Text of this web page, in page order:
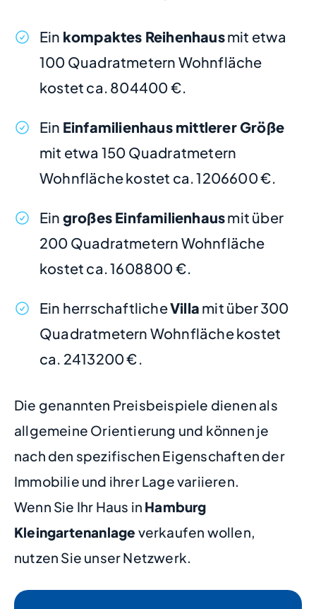
Ein kompaktes Reihenhausmit etwa
100 Quadratmetern Wohnfläche
kostet ca. 804400 €.
Ein Einfamilienhaus mittlerer Größe
mit etwa 150 Quadratmetern
Wohnfläche kostet ca. 1206600 €.
Ein großes Einfamilienhausmit über
200 Quadratmetern Wohnfläche
kostet ca. 1608800 €.
Ein herrschaftlicheVilla mit über 300
Quadratmetern Wohnfläche kostet
ca. 2413200 €.
Die genannten Preisbeispiele dienen als
allgemeine Orientierung und können je
nach den spezifischen Eigenschaften der
Immobilie und ihrer Lage variieren.
Wenn Sie Ihr Haus in Hamburg
Kleingartenanlage verkaufen wollen,
nutzen Sie unser Netzwerk.